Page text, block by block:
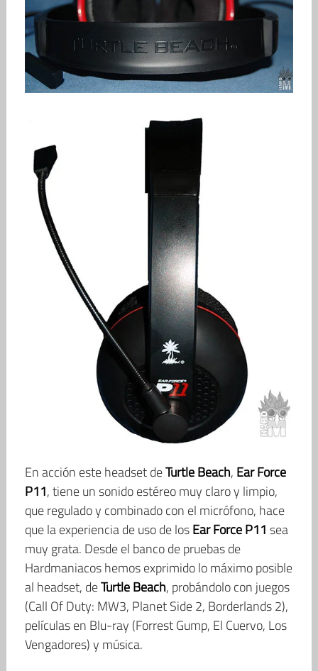
En acción este headset deTurtle Beach, Ear Force
P11, tiene un sonido estéreo muy claro y limpio,
que regulado y combinado con el micrófono, hace
que la experiencia de uso de losEar Force P11 sea
muy grata. Desde el banco de pruebas de
Hardmaniacos hemos exprimido lo máximo posible
al headset, deTurtle Beach, probándolo con juegos
(Call Of Duty: MW3, Planet Side 2, Borderlands 2),
películas en Blu-ray (Forrest Gump, El Cuervo, Los
Vengadores) y música.